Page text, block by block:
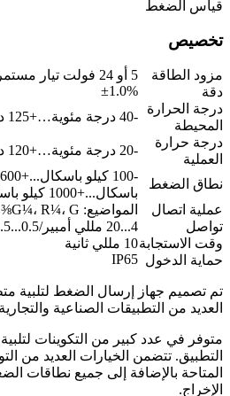
قياس الضغط
تخصيص
مزود الطاقة
5 أو 24 فولت تيار مستمر
دقة
±1.0%
درجة الحرارة
المحيطة
-40 درجة مئوية…+125 درجة مئوية
درجة حرارة
العملية
-20 درجة مئوية…+120 درجة مئوية
نطاق الضغط
باسكال...+1000 كيلو باسكال
عملية اتصال
المواضيع: G¼، R¼، G⅜
تواصل
4...20 مللي أمبير/0.5...4.5 فولت
وقت الاستجابة10 مللي ثانية
حماية الدخول IP65
تم تصميم جهاز إرسال الضغط لتلبية
العديد من التطبيقات الصناعية
متوفر في عدد كبير من التكوينات
التطبيق. تتضمن الخيارات العديد من
المتاحة بالإضافة إلى جميع نطاقات
الإخراج.